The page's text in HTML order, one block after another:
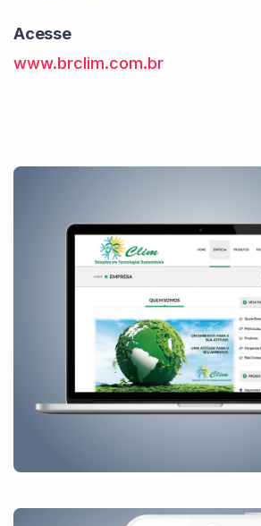
Acesse
www.brclim.com.br